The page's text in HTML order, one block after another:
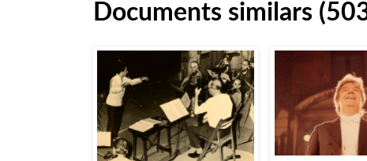
Documents similars